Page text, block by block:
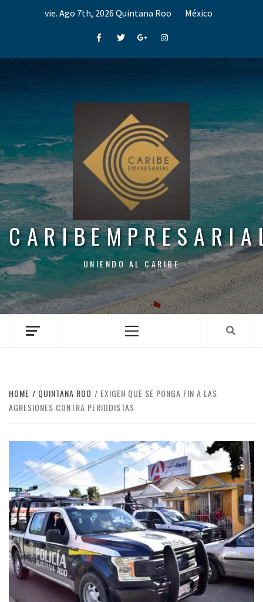
vie. Ago 7th, 2026 Quintana Roo México
FacebookTwitterGoogle+Instagram
UNIENDO AL CARIBE
Menu
HOME QUINTANA ROO
EXIGEN QUE SE PONGA FIN A LAS
AGRESIONES CONTRA PERIODISTAS